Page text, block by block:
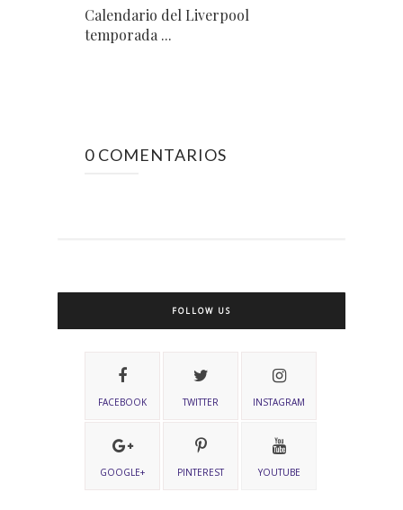
Calendario del Liverpool
temporada ...
0 COMENTARIOS
FOLLOW US
FACEBOOK TWITTER INSTAGRAM
GOOGLE+ PINTEREST YOUTUBE